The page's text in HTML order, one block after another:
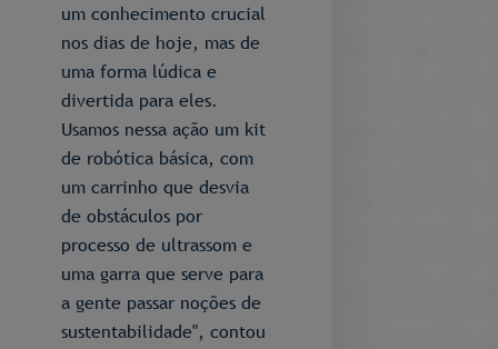
um conhecimento crucial
nos dias de hoje, mas de
uma forma lúdica e
divertida para eles.
Usamos nessa ação um kit
de robótica básica, com
um carrinho que desvia
de obstáculos por
processo de ultrassom e
uma garra que serve para
a gente passar noções de
sustentabilidade", contou